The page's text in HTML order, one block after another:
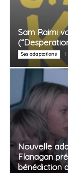
Sam Raimi
Ses adaptations 1
Nouvelle
Flanagan
bénédiction